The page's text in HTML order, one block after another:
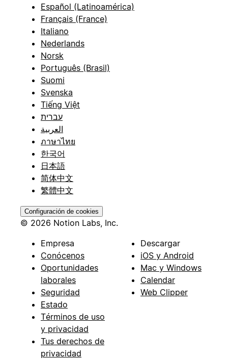
Español (Latinoamérica)
Français (France)
Italiano
Nederlands
Norsk
Português (Brasil)
Suomi
Svenska
Tiếng Việt
עברית
العربية
ภาษาไทย
한국어
日本語
简体中文
繁體中文
Configuración de cookies
© 2026 Notion Labs, Inc.
Empresa
Conócenos
Oportunidades
laborales
Seguridad
Estado
Términos de uso
y privacidad
Tus derechos de
privacidad
Descargar
iOS y Android
Mac y Windows
Calendar
Web Clipper